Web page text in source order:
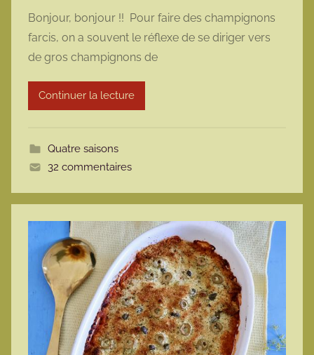
m
a
r
m
e
Bonjour, bonjour !! Pour faire des champignons
farcis, on a souvent le réflexe de se diriger vers
de gros champignons de
Continuer la lecture
Quatre saisons
32 commentaires